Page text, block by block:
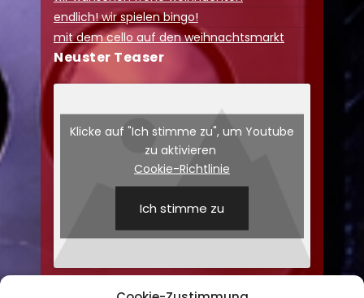
endlich! wir spielen bingo!
mit dem cello auf den weihnachtsmarkt
Neuster Teaser
Klicke auf "Ich stimme zu", um Youtube
zu aktivieren
Cookie-Richtlinie
Ich stimme zu